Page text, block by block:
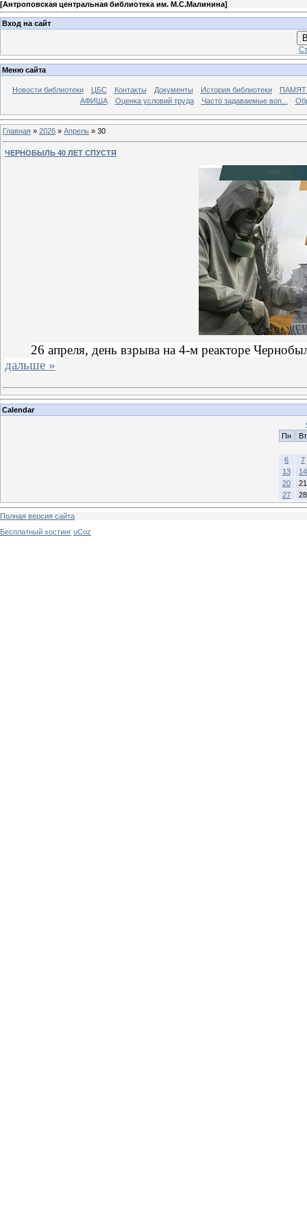
[Антроповская центральная библиотека им. М.С.Малинина]
Вход на сайт
Меню сайта
Новости библиотеки ЦБС Контакты Документы История библиотеки
АФИША
Оценка условий труда Часто задаваемые воп...
Главная » 2026 » Апрель » 30
ЧЕРНОБЫЛЬ 40 ЛЕТ СПУСТЯ
26 апреля, день взрыва на 4-м реакторе
дальше »
Calendar
Пн
Вт
6
7
13
14
20
21
27
28
Полная версия сайта
Бесплатный хостинг uCoz